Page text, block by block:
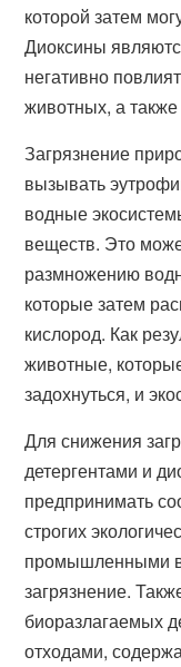
которой затем
Диоксины
негативно
животных, а
Загрязнение
вызывать
водные
веществ. Это
размножению
которые затем
кислород. Как
животные,
задохнуться, и
Для снижения
детергентами и
предпринимать
строгих
промышленными
загрязнение.
биоразлагаемых
отходами,